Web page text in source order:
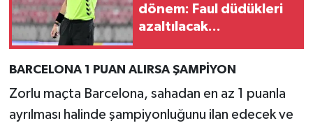
dönem: Faul düdükleri
azaltılacak...
BARCELONA 1 PUAN ALIRSA ŞAMPİYON
Zorlu maçta Barcelona, sahadan en az 1 puanla
ayrılması halinde şampiyonluğunu ilan edecek ve